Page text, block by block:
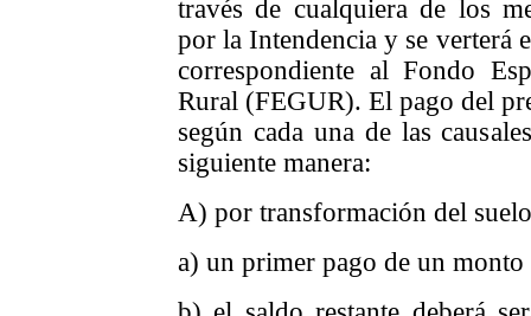
través de cualquiera de los
por la Intendencia y se verterá
correspondiente al Fondo
Rural (FEGUR). El pago del
según cada una de las
siguiente manera:
A) por transformación del
a) un primer pago de un